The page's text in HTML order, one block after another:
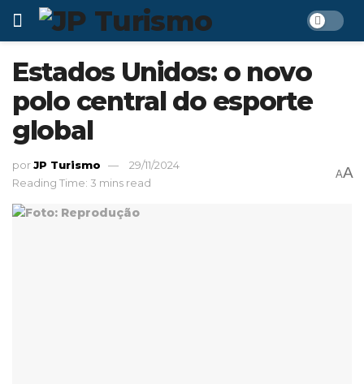
Estados Unidos: o novo
polo central do esporte
global
porJP Turismo
29/11/2024
Reading Time: 3 mins read
AA